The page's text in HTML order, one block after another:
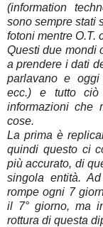
(information
sono sempre stati
fotoni mentre O.T.
Questi due mondi
a prendere i dati
parlavano e
ecc.) e tutto
informazioni che
cose.
La prima è
quindi questo ci
più accurato, di
singola entità.
rompe ogni 7
il 7° giorno, ma
rottura di questa